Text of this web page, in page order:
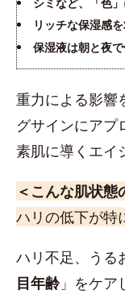
リッチな保湿感
保湿液は朝と夜
重力による影響
グサインにアプ
素肌に導くエイ
＜こんな肌状態
ハリの低下が特
ハリ不足、うる
目年齢」をケア